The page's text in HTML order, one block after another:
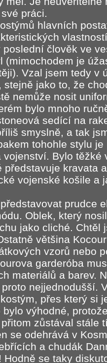
práci.
hlavních
poslední člověk ve
(mimochodem je
Vzal jsem tedy v
stejně jako to, že
nemůže nosit
bylo mnoho
sedící na
smyslně, a tak
tohohle stylu
vojenství. Bylo
představuje kravata
vojenské košile a
prudce
Oblek, který
jako cliché. Chtěl
většina
vzorů nebo
garderóba
materiálů a barev.
nejjednodušší.
přes který si
bylo výhodné,
zůstával stále
se odehrává v
a chudák
Hodně se taky